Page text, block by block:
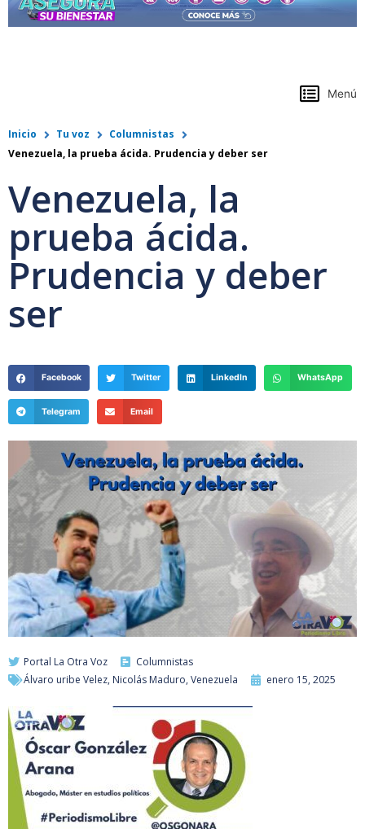
Menú
Inicio Tu voz
Columnistas
Venezuela, la prueba ácida. Prudencia y deber ser
Venezuela, la
prueba ácida.
Prudencia y deber
ser
Facebook Twitter LinkedIn WhatsApp
Telegram Email
Portal La Otra Voz
Columnistas
Álvaro uribe Velez, Nicolás Maduro, Venezuela enero 15, 2025